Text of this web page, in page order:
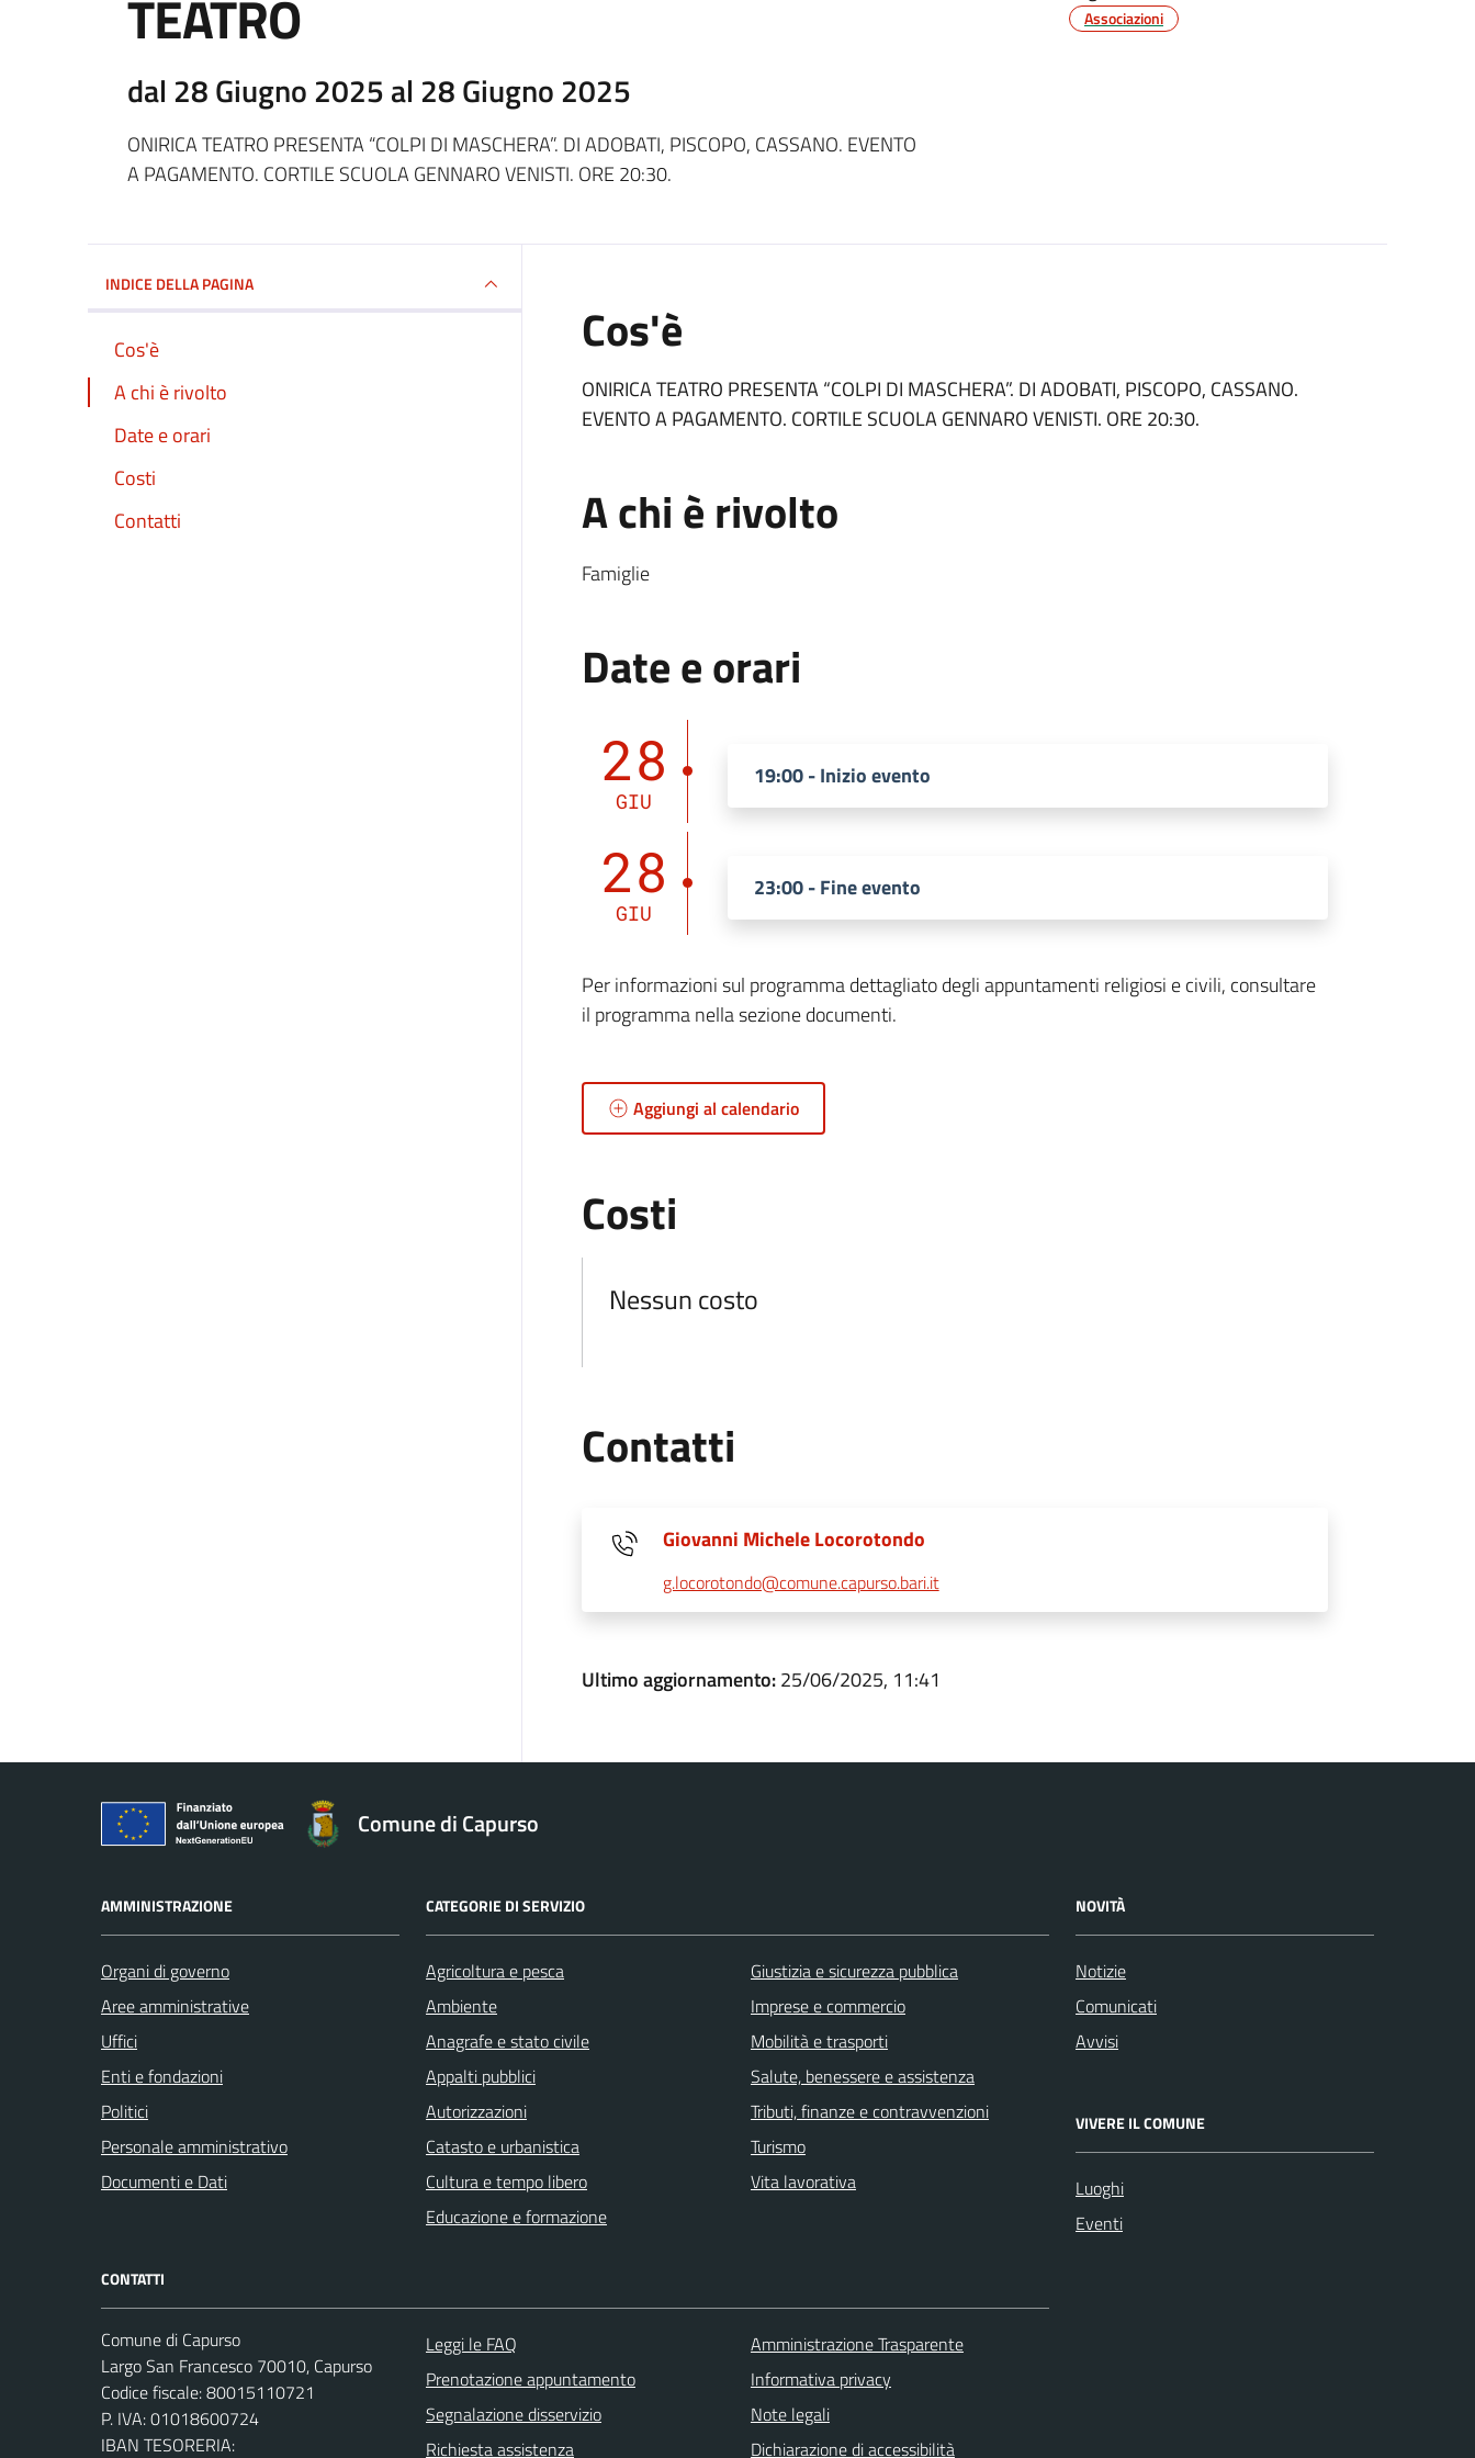
TEATRO
dal 28 Giugno 2025 al 28 Giugno 2025
ONIRICA TEATRO PRESENTA “COLPI DI MASCHERA”. DI ADOBATI, PISCOPO, CASSANO. EVENTO
A PAGAMENTO. CORTILE SCUOLA GENNARO VENISTI. ORE 20:30.
Associazioni
INDICE DELLA PAGINA
Cos'è
A chi è rivolto
Date e orari
Costi
Contatti
Cos'è
ONIRICA TEATRO PRESENTA “COLPI DI MASCHERA”. DI ADOBATI, PISCOPO, CASSANO.
EVENTO A PAGAMENTO. CORTILE SCUOLA GENNARO VENISTI. ORE 20:30.
A chi è rivolto
Famiglie
Date e orari
28
GIU
19:00 - Inizio evento
28
GIU
23:00 - Fine evento
Per informazioni sul programma dettagliato degli appuntamenti religiosi e civili, consultare
il programma nella sezione documenti.
Aggiungi al calendario
Costi
Nessun costo
Contatti
Giovanni Michele Locorotondo
g.locorotondo@comune.capurso.bari.it
Ultimo aggiornamento:25/06/2025, 11:41
Comune di Capurso
AMMINISTRAZIONE
Organi di governo
Aree amministrative
Uffici
Enti e fondazioni
Politici
Personale amministrativo
Documenti e Dati
CATEGORIE DI SERVIZIO
Agricoltura e pesca
Ambiente
Anagrafe e stato civile
Appalti pubblici
Autorizzazioni
Catasto e urbanistica
Cultura e tempo libero
Educazione e formazione
Giustizia e sicurezza pubblica
Imprese e commercio
Mobilità e trasporti
Salute, benessere e assistenza
Tributi, finanze e contravvenzioni
Turismo
Vita lavorativa
NOVITÀ
Notizie
Comunicati
Avvisi
VIVERE IL COMUNE
Luoghi
Eventi
CONTATTI
Comune di Capurso
Largo San Francesco 70010, Capurso
Codice fiscale: 80015110721
P. IVA: 01018600724
IBAN TESORERIA:
Leggi le FAQ
Prenotazione appuntamento
Segnalazione disservizio
Richiesta assistenza
Amministrazione Trasparente
Informativa privacy
Note legali
Dichiarazione di accessibilità